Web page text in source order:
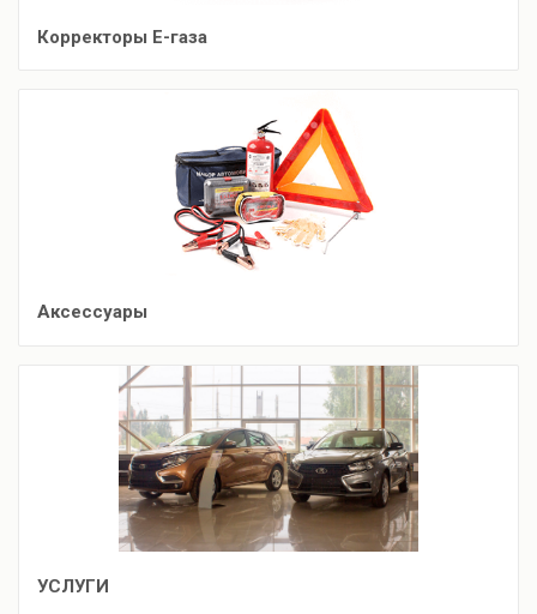
Корректоры Е-газа
Аксессуары
УСЛУГИ